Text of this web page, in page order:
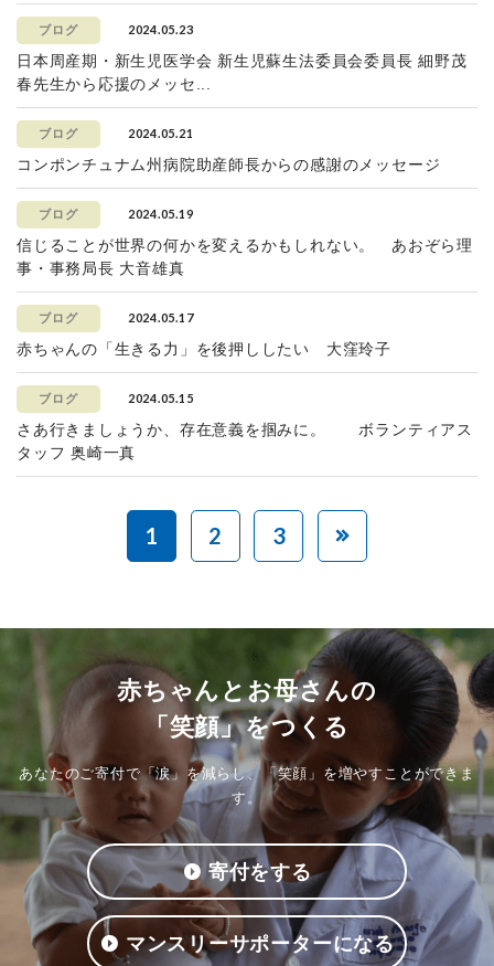
ブログ 2024.05.23
日本周産期・新生児医学会 新生児蘇生法委員会委員長 細野茂
春先生から応援のメッセ...
ブログ 2024.05.21
コンポンチュナム州病院助産師長からの感謝のメッセージ
ブログ 2024.05.19
信じることが世界の何かを変えるかもしれない。 あおぞら理
事・事務局長 大音雄真
ブログ 2024.05.17
赤ちゃんの「生きる力」を後押ししたい 大窪玲子
ブログ 2024.05.15
さあ行きましょうか、存在意義を掴みに。 ボランティアス
タッフ 奥崎一真
1 2 3
赤ちゃんとお母さんの
「笑顔」をつくる
あなたのご寄付で「涙」を減らし、「笑顔」を増やすことができま
す。
寄付をする
マンスリーサポーターになる